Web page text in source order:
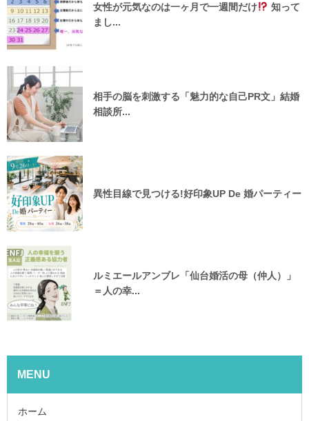
女性が元気なのは一ヶ月で一週間だけ
知って
まし...
相手の脳を刺激する「魅力的な自己PR文」結婚
相談所...
異性目線で見つける!好印象UP De 婚パーティー
ルミエールアンブレ「仙台婚活の母（仲人）」
＝人の幸...
MENU
ホーム